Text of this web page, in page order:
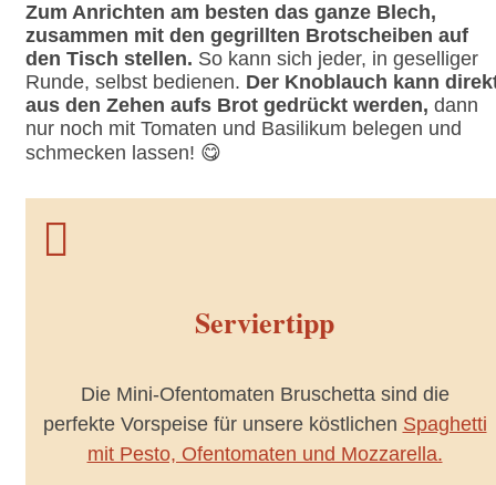
Zum Anrichten am besten das ganze Blech,
zusammen mit den gegrillten Brotscheiben auf
den Tisch stellen. So kann sich jeder, in geselliger
Runde, selbst bedienen. Der Knoblauch kann
aus den Zehen aufs Brot gedrückt werden, dann
nur noch mit Tomaten und Basilikum belegen und
schmecken lassen! 😋

Serviertipp
Die Mini-Ofentomaten Bruschetta sind die
perfekte Vorspeise für unsere köstlichen Spaghetti
mit Pesto, Ofentomaten und Mozzarella.